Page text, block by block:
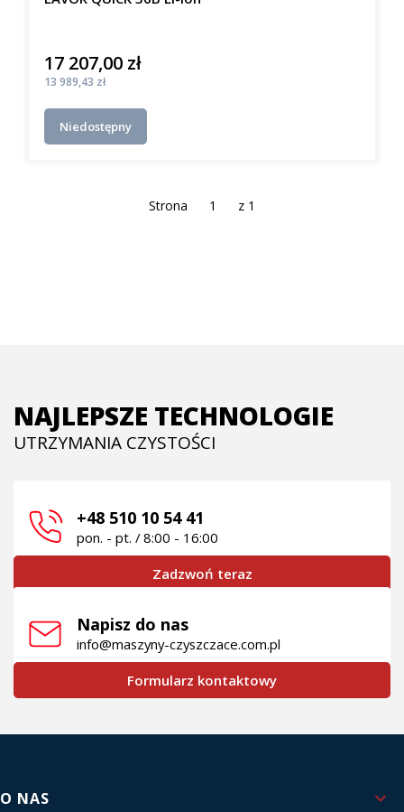
Cena
17 207,00 zł
Cena
13 989,43 zł
Niedostępny
Strona z 1
NAJLEPSZE TECHNOLOGIE
UTRZYMANIA CZYSTOŚCI
+48 510 10 54 41
pon. - pt. / 8:00 - 16:00
Zadzwoń teraz
Napisz do nas
info@maszyny-czyszczace.com.pl
Formularz kontaktowy
Linki w stopce
O NAS